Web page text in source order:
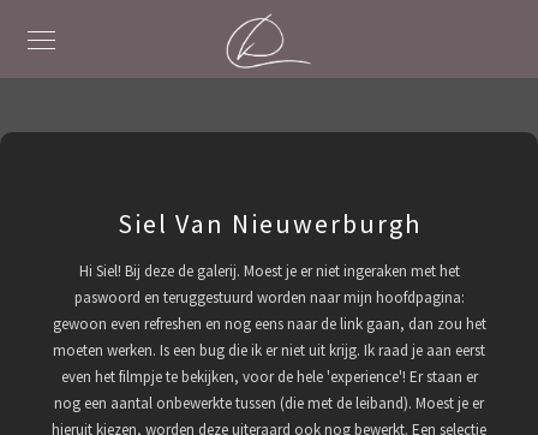
Siel Van Nieuwerburgh
Hi Siel! Bij deze de galerij. Moest je er niet ingeraken met het
paswoord en teruggestuurd worden naar mijn hoofdpagina:
gewoon even refreshen en nog eens naar de link gaan, dan zou het
moeten werken. Is een bug die ik er niet uit krijg. Ik raad je aan eerst
even het filmpje te bekijken, voor de hele 'experience'! Er staan er
nog een aantal onbewerkte tussen (die met de leiband). Moest je er
hieruit kiezen, worden deze uiteraard ook nog bewerkt. Een selectie